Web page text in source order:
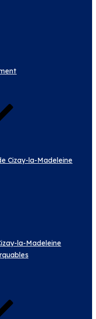
Cizay-la-Madeleine
la-Madeleine